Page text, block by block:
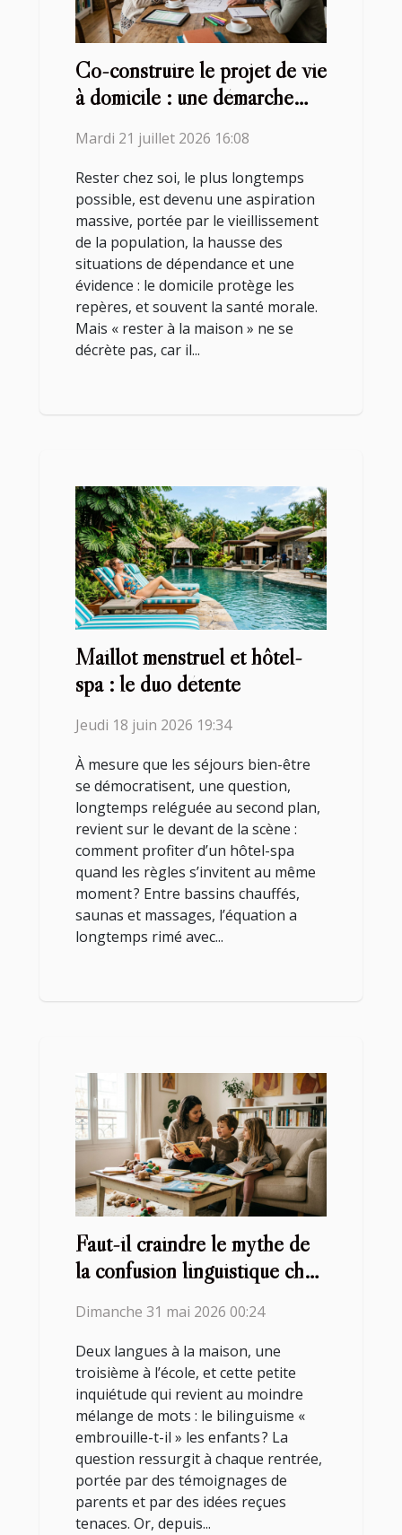
Co-construire le projet de vie
à domicile : une démarche
Mardi 21 juillet 2026 16:08
Rester chez soi, le plus longtemps
possible, est devenu une aspiration
massive, portée par le vieillissement
de la population, la hausse des
situations de dépendance et une
évidence : le domicile protège les
repères, et souvent la santé morale.
Mais « rester à la maison » ne se
décrète pas, car il...
Maillot menstruel et hôtel-
spa : le duo détente
Jeudi 18 juin 2026 19:34
À mesure que les séjours bien-être
se démocratisent, une question,
longtemps reléguée au second plan,
revient sur le devant de la scène :
comment profiter d’un hôtel-spa
quand les règles s’invitent au même
moment ? Entre bassins chauffés,
saunas et massages, l’équation a
longtemps rimé avec...
Faut-il craindre le mythe de
la confusion linguistique chez
Dimanche 31 mai 2026 00:24
Deux langues à la maison, une
troisième à l’école, et cette petite
inquiétude qui revient au moindre
mélange de mots : le bilinguisme «
embrouille-t-il » les enfants ? La
question ressurgit à chaque rentrée,
portée par des témoignages de
parents et par des idées reçues
tenaces. Or, depuis...